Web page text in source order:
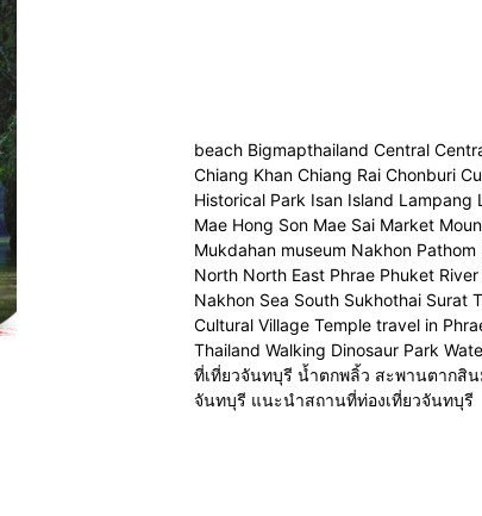
beach Bigmapthailand Central
Chiang Khan Chiang Rai Chonburi
Historical Park Isan Island Lampang
Mae Hong Son Mae Sai Market
Mukdahan museum Nakhon
North North East Phrae Phuket
Nakhon Sea South Sukhothai Surat
Cultural Village Temple travel in
Thailand Walking Dinosaur Park
ที่เที่ยวจันทบุรี น้ำตกพลิ้ว สะพานตากสิน
จันทบุรี แนะนำสถานที่ท่องเที่ยวจันทบุรี